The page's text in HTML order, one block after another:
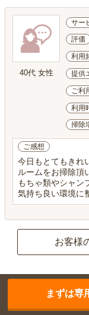
40代 女性
サー
評価
利用
提供
ご利
利用
掃除
ご感想
今日もとてもきれ
ルームをお掃除頂
もちゃ類やシャン
気持ち良い環境に
お客様
まずは専